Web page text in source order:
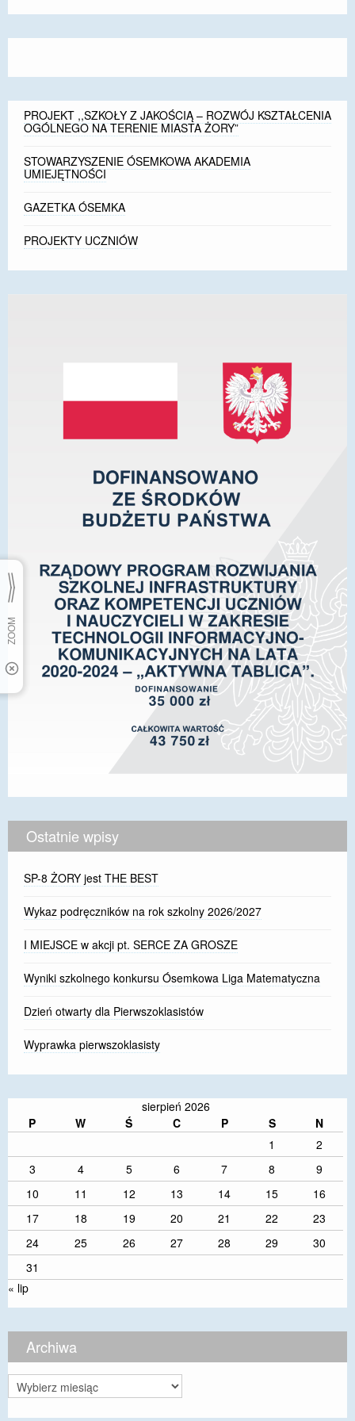
EGZAMIN ÓSMOKLASISTY
PROJEKT ,,SZKOŁY Z JAKOŚCIĄ – ROZWÓJ
KSZTAŁCENIA OGÓLNEGO NA TERENIE MIASTA
ŻORY”
REKRUTACJA 2026/2027
size.size.size.
PROJEKT ,,SZKOŁY Z JAKOŚCIĄ – ROZWÓJ KSZTAŁCENIA
OGÓLNEGO NA TERENIE MIASTA ŻORY”
STOWARZYSZENIE ÓSEMKOWA AKADEMIA
UMIEJĘTNOŚCI
GAZETKA ÓSEMKA
PROJEKTY UCZNIÓW
Ostatnie wpisy
SP-8 ŻORY jest THE BEST
Wykaz podręczników na rok szkolny 2026/2027
I MIEJSCE w akcji pt. SERCE ZA GROSZE
Wyniki szkolnego konkursu Ósemkowa Liga Matematyczna
Dzień otwarty dla Pierwszoklasistów
Wyprawka pierwszoklasisty
sierpień 2026
P
W Ś C P S
N
1
2
3
4 5 6 7 8
9
10
11 12 13 14 15
16
17
18 19 20 21 22
23
24
25 26 27 28 29
30
31
« lip
Archiwa
Archiwa